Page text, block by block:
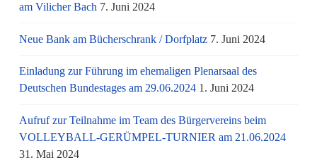
am Vi­li­cher Bach 7. Juni 2024
Neue Bank am Bücherschrank / Dorfplatz 7. Juni 2024
Einladung zur Führung im ehemaligen Plenarsaal des
Deutschen Bundestages am 29.06.2024 1. Juni 2024
Aufruf zur Teilnahme im Team des Bürgervereins beim
VOLLEYBALL-GERÜMPEL-TURNIER am 21.06.2024
31. Mai 2024